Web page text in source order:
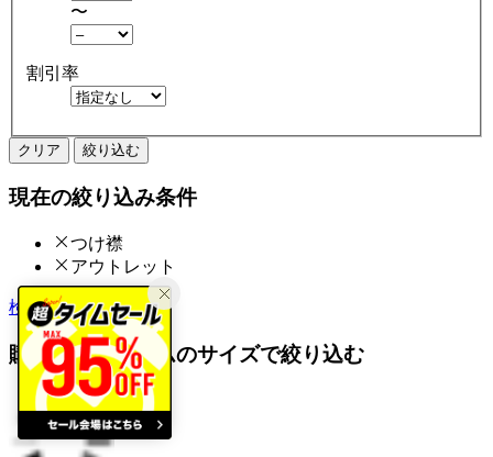
〜
割引率
クリア 絞り込む
現在の絞り込み条件
つけ襟
アウトレット
検索履歴から探す
購入済みアイテムのサイズで絞り込む